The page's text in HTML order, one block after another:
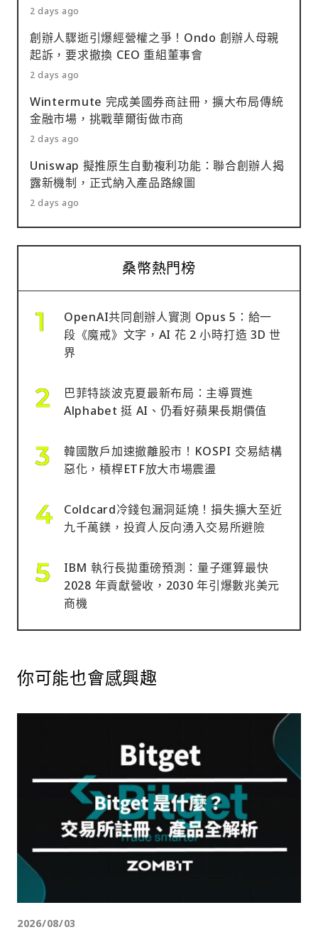
2 days ago
創辦人驟逝引爆經營權之爭！Ondo 創辦人母親
起訴，要求撤換 CEO 重組董事會
2 days ago
Wintermute 完成美國券商註冊，擴大布局傳統
金融市場，挑戰華爾街做市商
2 days ago
Uniswap 擬推原生自動複利功能：聯合創辦人揭
露新機制，正式納入產品路線圖
2 days ago
桑幣熱門榜
OpenAI共同創辦人實測 Opus 5：給一
段《魔戒》文字，AI 花 2 小時打造 3D 世
界
巴菲特談波克夏最新布局：主導買進
Alphabet 挺 AI、仍看好蘋果長期價值
韓國散戶加速撤離股市！KOSPI 交易結構
惡化，槓桿ETF放大市場震盪
Coldcard冷錢包漏洞延燒！損失擴大至近
九千萬鎂，投資人反向湧入交易所避險
IBM 執行長拋重磅預測：量子運算最快
2028 年貢獻營收，2030 年引爆數兆美元
商機
你可能也會感興趣
2026/08/03